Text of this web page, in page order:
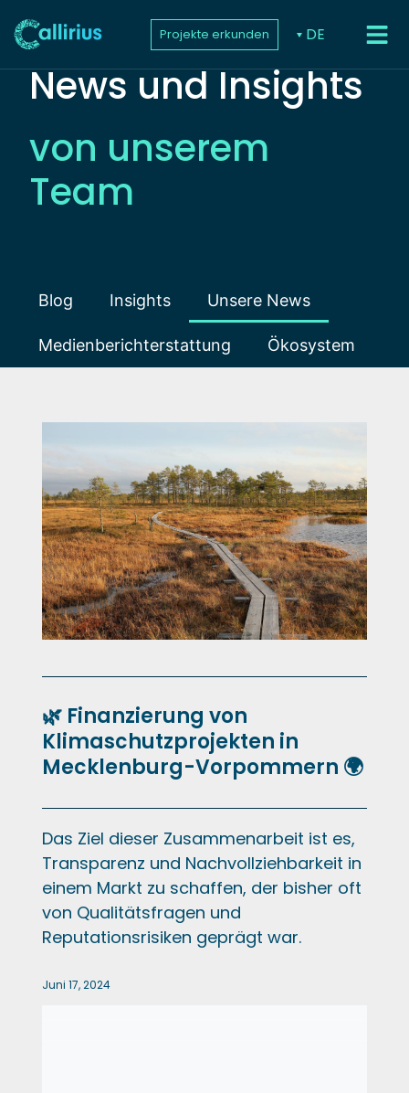
Projekte erkunden DE
News und Insights
von unserem
Team
Blog Insights Unsere News
Medienberichterstattung Ökosystem
🌿 Finanzierung von
Klimaschutzprojekten in
Mecklenburg-Vorpommern 🌍
Juni 17, 2024
Das Ziel dieser Zusammenarbeit ist es,
Transparenz und Nachvollziehbarkeit in
einem Markt zu schaffen, der bisher oft
von Qualitätsfragen und
Reputationsrisiken geprägt war.